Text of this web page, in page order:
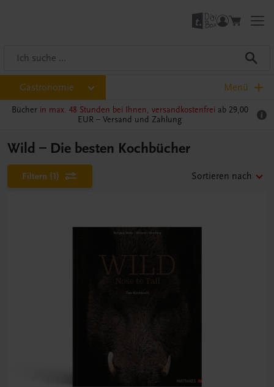
Gastronomie Menü
Bücher in max. 48 Stunden bei Ihnen, versandkostenfrei ab 29,00
EUR – Versand und Zahlung
Wild – Die besten Kochbücher
Filtern (1) Sortieren nach